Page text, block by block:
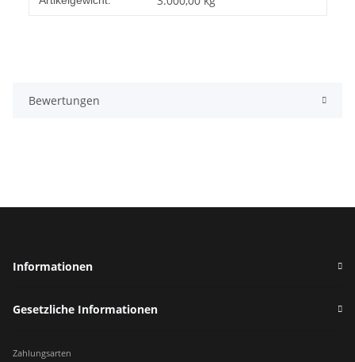
Bewertungen
Informationen
Gesetzliche Informationen
Zahlungsarten